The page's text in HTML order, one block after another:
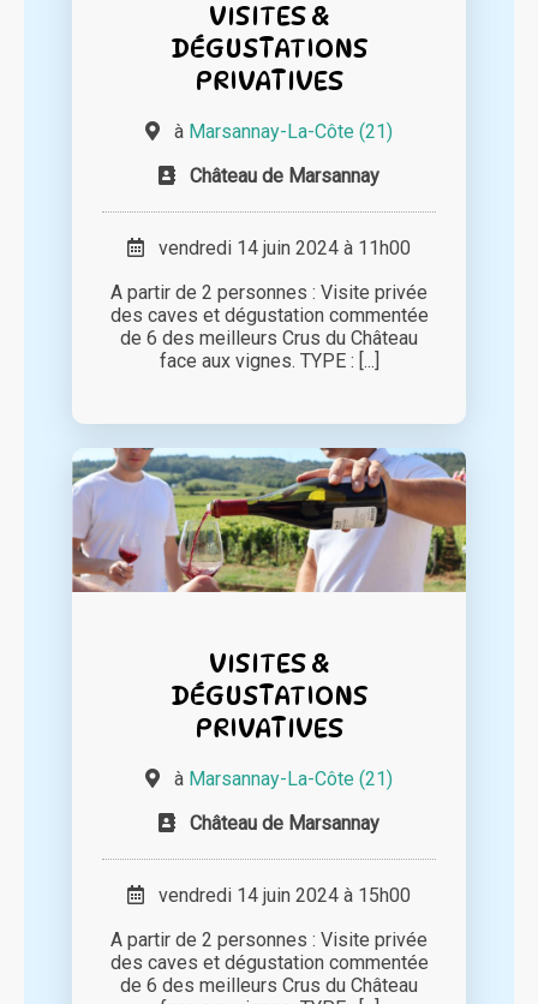
VISITES &
DÉGUSTATIONS
PRIVATIVES
à Marsannay-La-Côte (21)
Château de Marsannay
vendredi 14 juin 2024 à 11h00
A partir de 2 personnes : Visite privée
des caves et dégustation commentée
de 6 des meilleurs Crus du Château
face aux vignes. TYPE : [...]
VISITES &
DÉGUSTATIONS
PRIVATIVES
à Marsannay-La-Côte (21)
Château de Marsannay
vendredi 14 juin 2024 à 15h00
A partir de 2 personnes : Visite privée
des caves et dégustation commentée
de 6 des meilleurs Crus du Château